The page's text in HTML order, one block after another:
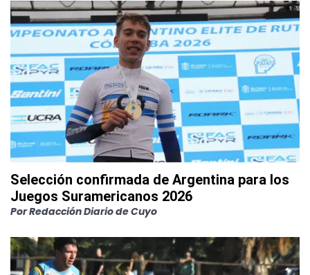
Selección confirmada de Argentina para los
Juegos Suramericanos 2026
PorRedacción Diario de Cuyo